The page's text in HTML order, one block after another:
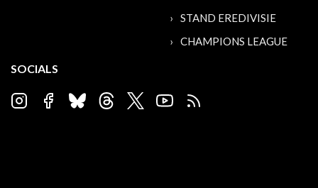
STAND EREDIVISIE
CHAMPIONS LEAGUE
SOCIALS